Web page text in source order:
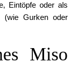
Eintöpfe oder als
Gurken oder
Miso